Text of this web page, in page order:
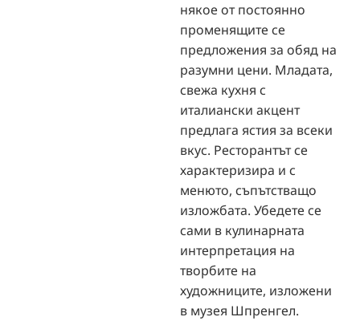
някое от постоянно
променящите се
предложения за обяд на
разумни цени. Младата,
свежа кухня с
италиански акцент
предлага ястия за всеки
вкус. Ресторантът се
характеризира и с
менюто, съпътстващо
изложбата. Убедете се
сами в кулинарната
интерпретация на
творбите на
художниците, изложени
в музея Шпренгел.